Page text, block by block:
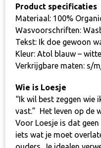
Product specificaties
Materiaal: 100%
Wasvoorschriften:
Tekst: Ik doe gewoon
Kleur: Atol blauw –
Verkrijgbare maten: s/
Wie is Loesje
“Ik wil best zeggen wie
vast.” Het leven op de
Voor Loesje is dat
iets wat je moet